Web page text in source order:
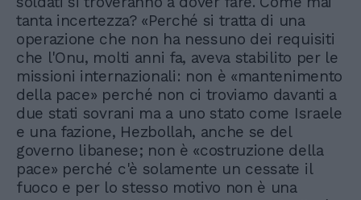
tanta incertezza? «Perché si tratta di una
operazione che non ha nessuno dei requisiti
che l'Onu, molti anni fa, aveva stabilito per le
missioni internazionali: non è «mantenimento
della pace» perché non ci troviamo davanti a
due stati sovrani ma a uno stato come Israele
e una fazione, Hezbollah, anche se del
governo libanese; non è «costruzione della
pace» perché c'è solamente un cessate il
fuoco e per lo stesso motivo non è una